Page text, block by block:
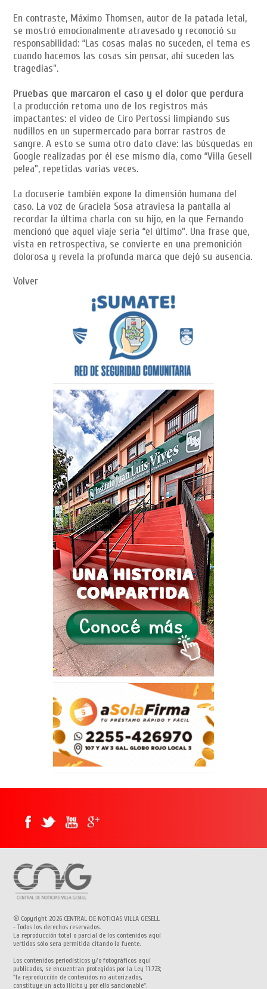
En contraste, Máximo Thomsen, autor de la patada letal,
se mostró emocionalmente atravesado y reconoció su
responsabilidad: “Las cosas malas no suceden, el tema es
cuando hacemos las cosas sin pensar, ahí suceden las
tragedias”.
Pruebas que marcaron el caso y el dolor que perdura
La producción retoma uno de los registros más
impactantes: el video de Ciro Pertossi limpiando sus
nudillos en un supermercado para borrar rastros de
sangre. A esto se suma otro dato clave: las búsquedas en
Google realizadas por él ese mismo día, como “Villa Gesell
pelea”, repetidas varias veces.
La docuserie también expone la dimensión humana del
caso. La voz de Graciela Sosa atraviesa la pantalla al
recordar la última charla con su hijo, en la que Fernando
mencionó que aquel viaje sería “el último”. Una frase que,
vista en retrospectiva, se convierte en una premonición
dolorosa y revela la profunda marca que dejó su ausencia.
Volver
® Copyright 2026 CENTRAL DE NOTICIAS VILLA GESELL
- Todos los derechos reservados.
La reproducción total o parcial de los contenidos aquí
vertidos sólo sera permitida citando la fuente.
Los contenidos periodísticos y/o fotográficos aquí
publicados, se encuentran protegidos por la Ley 11.723;
"la reproducción de contenidos no autorizados,
constituye un acto ilícito y por ello sancionable".